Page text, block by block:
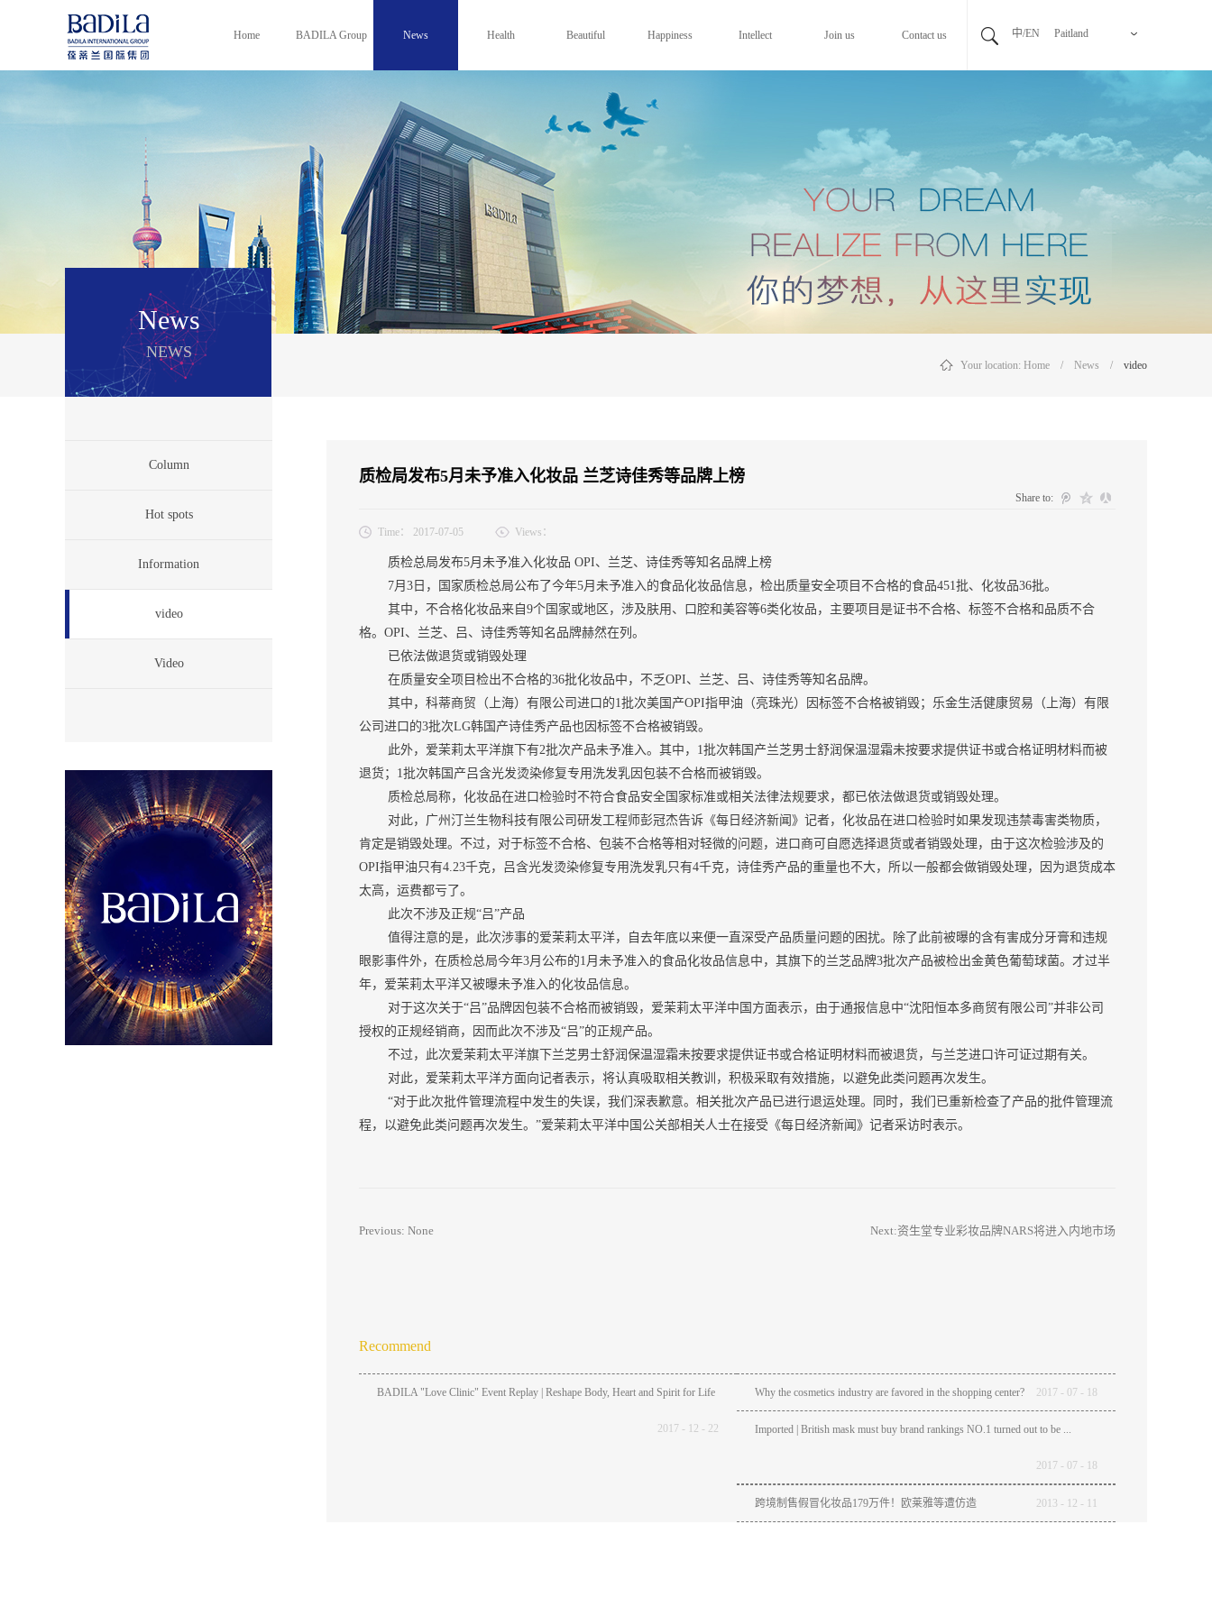
Paitland
中/EN
Home BADILA Group News Health Beautiful Happiness Intellect Join us Contact us
News
NEWS
Column
Hot spots
Information
video
Video
Your location: Home / News / video
质检局发布5月未予准入化妆品 兰芝诗佳秀等品牌上榜
Share to:
Time： 2017-07-05 Views：
质检总局发布5月未予准入化妆品 OPI、兰芝、诗佳秀等知名品牌上榜
7月3日，国家质检总局公布了今年5月未予准入的食品化妆品信息，检出质量安全项目不合格的食品451批、化妆品36批。
其中，不合格化妆品来自9个国家或地区，涉及肤用、口腔和美容等6类化妆品，主要项目是证书不合格、标签不合格和品质不合
格。OPI、兰芝、吕、诗佳秀等知名品牌赫然在列。
已依法做退货或销毁处理
在质量安全项目检出不合格的36批化妆品中，不乏OPI、兰芝、吕、诗佳秀等知名品牌。
其中，科蒂商贸（上海）有限公司进口的1批次美国产OPI指甲油（亮珠光）因标签不合格被销毁；乐金生活健康贸易（上海）有限
公司进口的3批次LG韩国产诗佳秀产品也因标签不合格被销毁。
此外，爱茉莉太平洋旗下有2批次产品未予准入。其中，1批次韩国产兰芝男士舒润保温湿霜未按要求提供证书或合格证明材料而被
退货；1批次韩国产吕含光发烫染修复专用洗发乳因包装不合格而被销毁。
质检总局称，化妆品在进口检验时不符合食品安全国家标准或相关法律法规要求，都已依法做退货或销毁处理。
对此，广州汀兰生物科技有限公司研发工程师彭冠杰告诉《每日经济新闻》记者，化妆品在进口检验时如果发现违禁毒害类物质，
肯定是销毁处理。不过，对于标签不合格、包装不合格等相对轻微的问题，进口商可自愿选择退货或者销毁处理，由于这次检验涉及的
OPI指甲油只有4.23千克，吕含光发烫染修复专用洗发乳只有4千克，诗佳秀产品的重量也不大，所以一般都会做销毁处理，因为退货成本
太高，运费都亏了。
此次不涉及正规“吕”产品
值得注意的是，此次涉事的爱茉莉太平洋，自去年底以来便一直深受产品质量问题的困扰。除了此前被曝的含有害成分牙膏和违规
眼影事件外，在质检总局今年3月公布的1月未予准入的食品化妆品信息中，其旗下的兰芝品牌3批次产品被检出金黄色葡萄球菌。才过半
年，爱茉莉太平洋又被曝未予准入的化妆品信息。
对于这次关于“吕”品牌因包装不合格而被销毁，爱茉莉太平洋中国方面表示，由于通报信息中“沈阳恒本多商贸有限公司”并非公司
授权的正规经销商，因而此次不涉及“吕”的正规产品。
不过，此次爱茉莉太平洋旗下兰芝男士舒润保温湿霜未按要求提供证书或合格证明材料而被退货，与兰芝进口许可证过期有关。
对此，爱茉莉太平洋方面向记者表示，将认真吸取相关教训，积极采取有效措施，以避免此类问题再次发生。
“对于此次批件管理流程中发生的失误，我们深表歉意。相关批次产品已进行退运处理。同时，我们已重新检查了产品的批件管理流
程，以避免此类问题再次发生。”爱茉莉太平洋中国公关部相关人士在接受《每日经济新闻》记者采访时表示。
Previous: None Next:资生堂专业彩妆品牌NARS将进入内地市场
Recommend
BADILA "Love Clinic" Event Replay | Reshape Body, Heart and Spirit for Life
2017 - 12 - 22
Why the cosmetics industry are favored in the shopping center? 2017 - 07 - 18
Imported | British mask must buy brand rankings NO.1 turned out to be ...
2017 - 07 - 18
跨境制售假冒化妆品179万件！欧莱雅等遭仿造 2013 - 12 -